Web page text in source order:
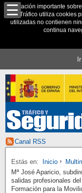
Información importante
de Tráfico utiliza cookies
utilizadas no contienen
continua
Canal RSS
Estás en: Inicio
Mª José Aparicio,
salidas profesionales
Formación para la